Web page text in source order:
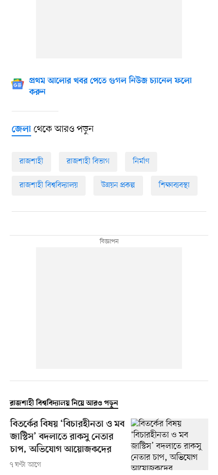
প্রথম আলোর খবর পেতে গুগল নিউজ চ্যানেল ফলো
করুন
জেলাথেকে আরও পড়ুন
রাজশাহী রাজশাহী বিভাগ নির্মাণ
রাজশাহী বিশ্ববিদ্যালয় উন্নয়ন প্রকল্প শিক্ষাব্যবস্থা
রাজশাহী বিশ্ববিদ্যালয় নিয়ে আরও পড়ুন
বিতর্কের বিষয় ‘বিচারহীনতা ও মব
জাস্টিস’ বদলাতে রাকসু নেতার
চাপ, অভিযোগ আয়োজকদের
৭ ঘণ্টা আগে